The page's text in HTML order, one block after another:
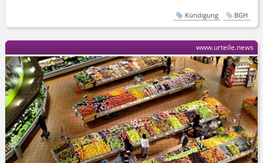
Kündigung BGH
www.urteile.news